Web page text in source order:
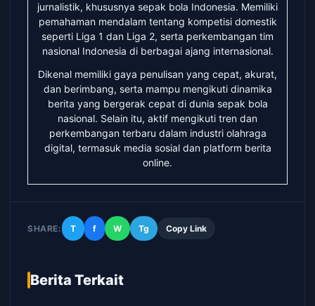
jurnalistik, khususnya sepak bola Indonesia. Memiliki
pemahaman mendalam tentang kompetisi domestik
seperti Liga 1 dan Liga 2, serta perkembangan tim
nasional Indonesia di berbagai ajang internasional.
Dikenal memiliki gaya penulisan yang cepat, akurat,
dan berimbang, serta mampu mengikuti dinamika
berita yang bergerak cepat di dunia sepak bola
nasional. Selain itu, aktif mengikuti tren dan
perkembangan terbaru dalam industri olahraga
digital, termasuk media sosial dan platform berita
online.
SHARE: T f W Tg Copy Link
Berita Terkait